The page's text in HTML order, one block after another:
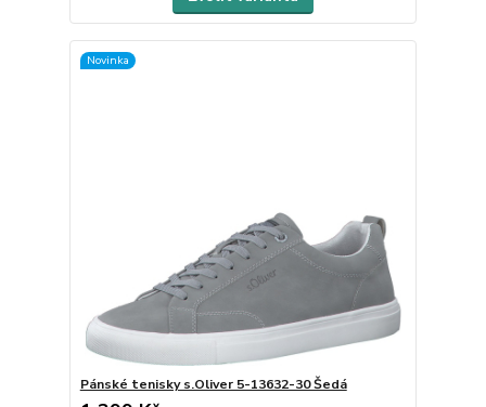
Novinka
Pánské tenisky s.Oliver 5-13632-30 Šedá